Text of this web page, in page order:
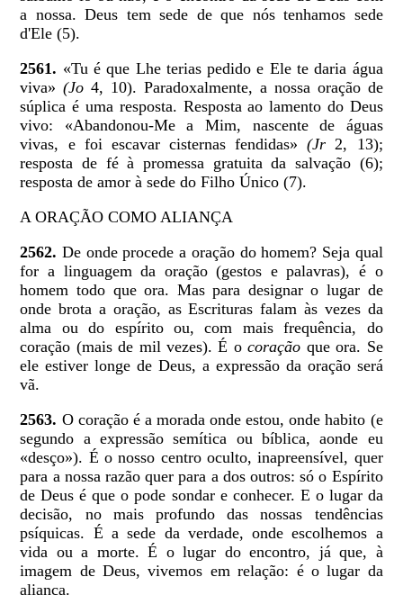
a nossa. Deus tem sede de que nós tenhamos sede
d'Ele (5).
2561. «Tu é que Lhe terias pedido e Ele te daria água
viva»(Jo4, 10). Paradoxalmente, a nossa oração de
súplica é uma resposta. Resposta ao lamento do Deus
vivo: «Abandonou-Me a Mim, nascente de águas
vivas, e foi escavar cisternas fendidas»(Jr 2, 13);
resposta de fé à promessa gratuita da salvação (6);
resposta de amor à sede do Filho Único (7).
A ORAÇÃO COMO ALIANÇA
2562. De onde procede a oração do homem? Seja qual
for a linguagem da oração (gestos e palavras), é o
homem todo que ora. Mas para designar o lugar de
onde brota a oração, as Escrituras falam às vezes da
alma ou do espírito ou, com mais frequência, do
coração (mais de mil vezes). É ocoração que ora. Se
ele estiver longe de Deus, a expressão da oração será
vã.
2563. O coração é a morada onde estou, onde habito (e
segundo a expressão semítica ou bíblica, aonde eu
«desço»). É o nosso centro oculto, inapreensível, quer
para a nossa razão quer para a dos outros: só o Espírito
de Deus é que o pode sondar e conhecer. E o lugar da
decisão, no mais profundo das nossas tendências
psíquicas. É a sede da verdade, onde escolhemos a
vida ou a morte. É o lugar do encontro, já que, à
imagem de Deus, vivemos em relação: é o lugar da
aliança.